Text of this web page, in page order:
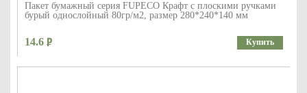
Пакет бумажный серия FUPECO Крафт с плоскими ручками
бурый однослойный 80гр/м2, размер 280*240*140 мм
14.6 Купить